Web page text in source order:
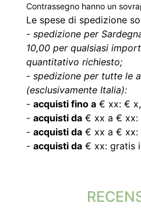
Contrassegno hanno un
Le spese di spedizione
- spedizione per
10,00 per qualsiasi
quantitativo richiesto;
- spedizione per tutte le
(esclusivamente Italia):
- acquisti fino a € xx: €
- acquisti da € xx a €
- acquisti da € xx a € xx:
- acquisti da € xx: gratis